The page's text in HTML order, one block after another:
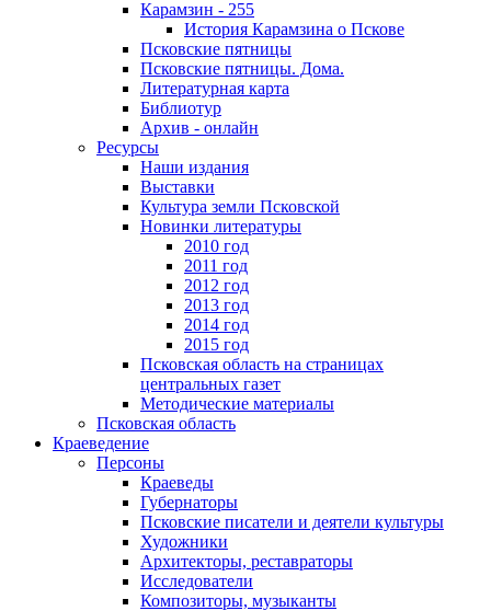
Карамзин - 255
История Карамзина о Пскове
Псковские пятницы
Псковские пятницы. Дома.
Литературная карта
Библиотур
Архив - онлайн
Ресурсы
Наши издания
Выставки
Культура земли Псковской
Новинки литературы
2010 год
2011 год
2012 год
2013 год
2014 год
2015 год
Псковская область на страницах
центральных газет
Методические материалы
Псковская область
Краеведение
Персоны
Краеведы
Губернаторы
Псковские писатели и деятели культуры
Художники
Архитекторы, реставраторы
Исследователи
Композиторы, музыканты